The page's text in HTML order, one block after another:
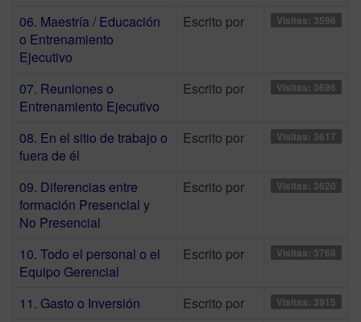
06. Maestría / Educación
o Entrenamiento
Ejecutivo
Escrito por Visitas: 3596
07. Reuniones o
Entrenamiento Ejecutivo
Escrito por Visitas: 3696
08. En el sitio de trabajo o
fuera de él
Escrito por Visitas: 3617
09. Diferencias entre
formación Presencial y
No Presencial
Escrito por Visitas: 3620
10. Todo el personal o el
Equipo Gerencial
Escrito por Visitas: 3768
11. Gasto o Inversión Escrito por Visitas: 3915